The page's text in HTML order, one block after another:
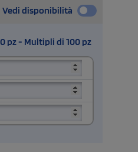
Vedi disponibilità
pz - Multipli di 100 pz